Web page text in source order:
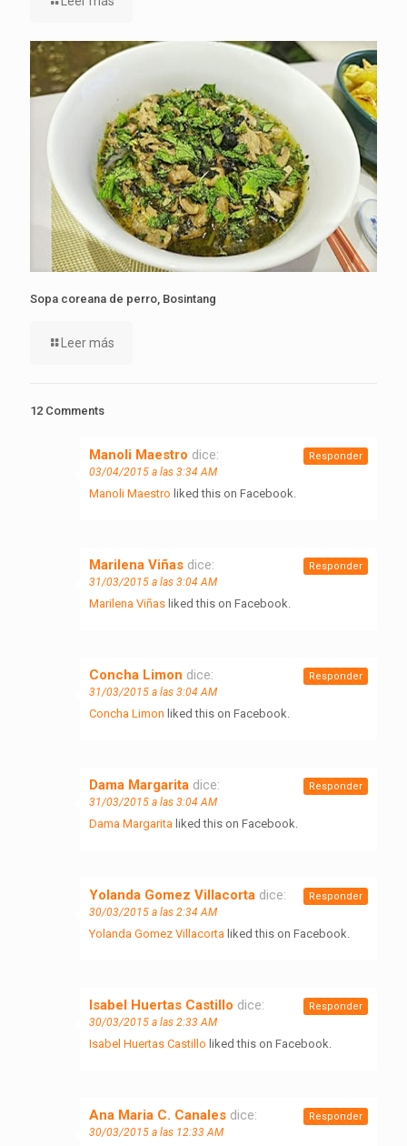
Sopa coreana de perro, Bosintang
Leer más
12 Comments
Manoli Maestro dice:
03/04/2015 a las 3:34 AM
Manoli Maestro liked this on Facebook.
Responder
Marilena Viñas dice:
31/03/2015 a las 3:04 AM
Marilena Viñas liked this on Facebook.
Responder
Concha Limon dice:
31/03/2015 a las 3:04 AM
Concha Limon liked this on Facebook.
Responder
Dama Margarita dice:
31/03/2015 a las 3:04 AM
Dama Margarita liked this on Facebook.
Responder
Yolanda Gomez Villacorta dice:
30/03/2015 a las 2:34 AM
Yolanda Gomez Villacorta liked this on Facebook.
Responder
Isabel Huertas Castillo dice:
30/03/2015 a las 2:33 AM
Isabel Huertas Castillo liked this on Facebook.
Responder
Ana Maria C. Canales dice:
30/03/2015 a las 12:33 AM
Responder